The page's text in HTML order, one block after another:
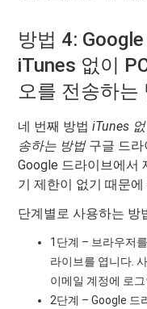
방법 4:
iTunes 없이
오를 전송하는
네 번째 방법iTunes
송하는 방법 구글 드
Google 드라이브에서
기 제한이 없기 때문
단계별로 사용하는 방
1단계 – 브라우저
라이브를 엽니다.
이메일 계정에 로그
2단계 – Google 드